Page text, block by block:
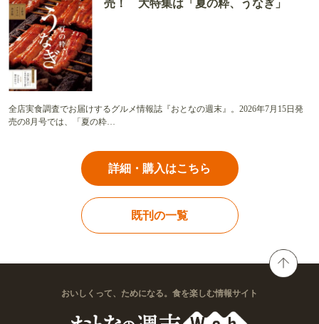
売！ 大特集は「夏の粋、うなぎ」
全店実食調査でお届けするグルメ情報誌『おとなの週末』。2026年7月15日発
売の8月号では、「夏の粋…
詳細・購入はこちら
既刊の一覧
おいしくって、ためになる。食を楽しむ情報サイト